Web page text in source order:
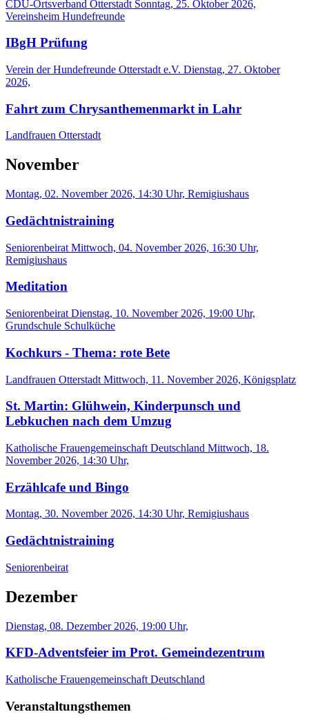
CDU-Ortsverband Otterstadt Sonntag, 25. Oktober 2026,
Vereinsheim Hundefreunde
IBgH Prüfung
Verein der Hundefreunde Otterstadt e.V. Dienstag, 27. Oktober
2026,
Fahrt zum Chrysanthemenmarkt in Lahr
Landfrauen Otterstadt
November
Montag, 02. November 2026, 14:30 Uhr, Remigiushaus
Gedächtnistraining
Seniorenbeirat Mittwoch, 04. November 2026, 16:30 Uhr,
Remigiushaus
Meditation
Seniorenbeirat Dienstag, 10. November 2026, 19:00 Uhr,
Grundschule Schulküche
Kochkurs - Thema: rote Bete
Landfrauen Otterstadt Mittwoch, 11. November 2026, Königsplatz
St. Martin: Glühwein, Kinderpunsch und
Lebkuchen nach dem Umzug
Katholische Frauengemeinschaft Deutschland Mittwoch, 18.
November 2026, 14:30 Uhr,
Erzählcafe und Bingo
Montag, 30. November 2026, 14:30 Uhr, Remigiushaus
Gedächtnistraining
Seniorenbeirat
Dezember
Dienstag, 08. Dezember 2026, 19:00 Uhr,
KFD-Adventsfeier im Prot. Gemeindezentrum
Katholische Frauengemeinschaft Deutschland
Veranstaltungsthemen